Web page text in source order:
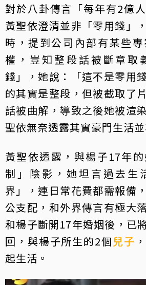
對於八卦傳言「每年有2億
黃聖依澄清並非「零用錢」
時，提到公司內部有某些
權，豈知整段話被斷章取
錢」，她說：「這不是零用
的其實是整段，但被截取了
話被曲解，導致之後她被渲
聖依無奈透露其實豪門生活
黃聖依透露，與楊子17年
制」陰影，她坦言過去生
界」，連日常花費都需報備
公支配，和外界傳言有極大
和楊子斷開17年婚姻後，已
回，與楊子所生的2個兒子
起生活。